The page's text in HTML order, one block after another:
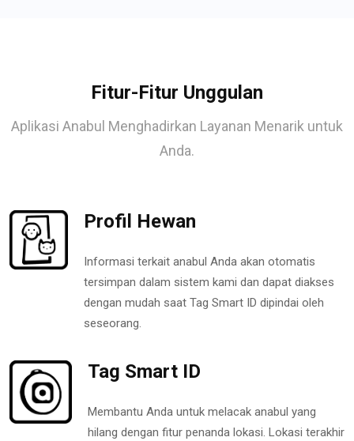
Fitur-Fitur Unggulan
Aplikasi Anabul Menghadirkan Layanan Menarik untuk
Anda.
Profil Hewan
Informasi terkait anabul Anda akan otomatis
tersimpan dalam sistem kami dan dapat diakses
dengan mudah saat Tag Smart ID dipindai oleh
seseorang.
Tag Smart ID
Membantu Anda untuk melacak anabul yang
hilang dengan fitur penanda lokasi. Lokasi terakhir